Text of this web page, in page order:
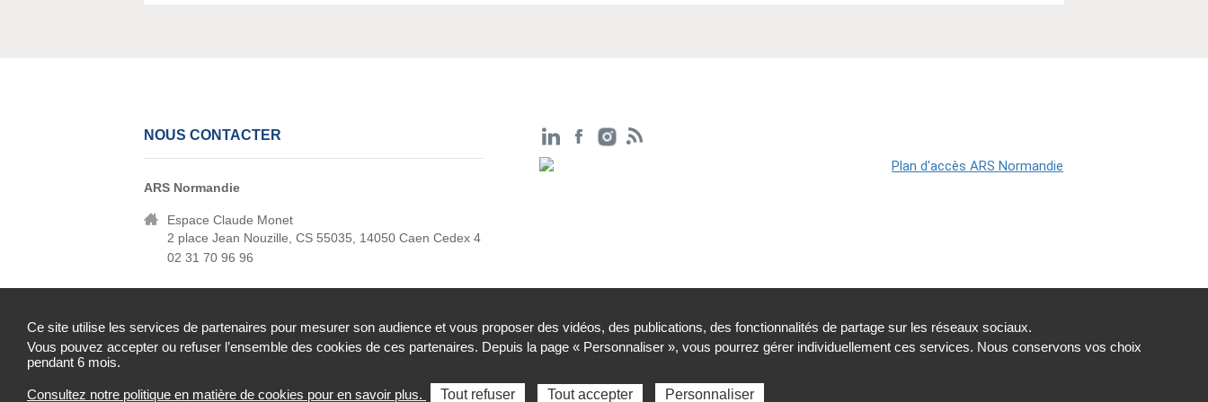
Ce site utilise les services de partenaires pour mesurer son audience et vous proposer des vidéos, des publications, des fonctionnalités de partage sur les réseaux sociaux.
Vous pouvez accepter ou refuser l’ensemble des cookies de ces partenaires. Depuis la page « Personnaliser », vous pourrez gérer individuellement ces services. Nous conservons vos choix
pendant 6 mois.
Consultez notre politique en matière de cookies pour en savoir plus. Tout refuser Tout accepter Personnaliser
NOUS CONTACTER
ARS Normandie
Espace Claude Monet
2 place Jean Nouzille, CS 55035, 14050 Caen Cedex 4
02 31 70 96 96
Mentions légales Cookies et traceurs Accessibilité : partiellement conforme Gestion des cookies